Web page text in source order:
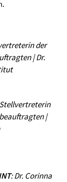
der
| Dr.
Stellvertreterin
|
:Dr. Corinna